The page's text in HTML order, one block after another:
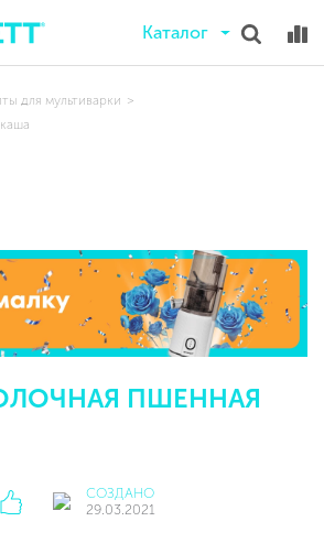
Каталог
для мультиварки
ПШЕННАЯ
СОЗДАНО
29.03.2021